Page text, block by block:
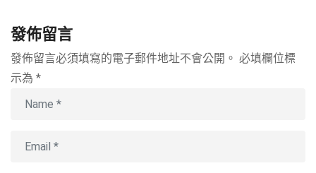
發佈留言
發佈留言必須填寫的電子郵件地址不會公開。 必填欄位標
示為 *